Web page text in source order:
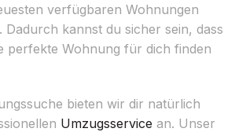
verfügbaren Wohnungen
kannst du sicher sein, dass
perfekte Wohnung für dich finden
bieten wir dir natürlich
Umzugsservice an. Unser